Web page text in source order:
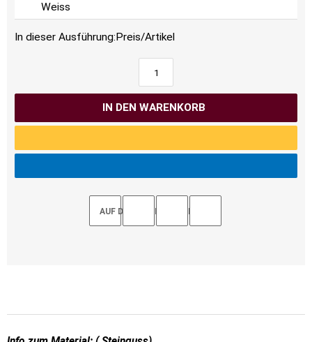
Weiss
In dieser Ausführung:Preis/Artikel
IN DEN WARENKORB
AUF DEN MERKZETTEL